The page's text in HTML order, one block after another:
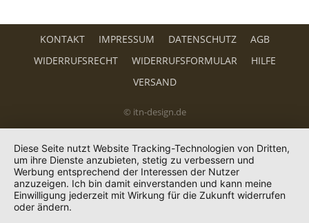
KONTAKT IMPRESSUM DATENSCHUTZ
AGB
WIDERRUFSRECHT
WIDERRUFSFORMULAR
HILFE
VERSAND
© itn-design.de
Diese Seite nutzt Website Tracking-Technologien von Dritten,
um ihre Dienste anzubieten, stetig zu verbessern und
Werbung entsprechend der Interessen der Nutzer
anzuzeigen. Ich bin damit einverstanden und kann meine
Einwilligung jederzeit mit Wirkung für die Zukunft widerrufen
oder ändern.